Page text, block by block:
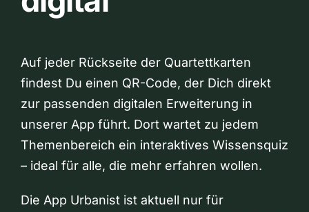
Auf jeder Rückseite der Quartettkarten
findest Du einen QR-Code, der Dich direkt
zur passenden digitalen Erweiterung in
unserer App führt. Dort wartet zu jedem
Themenbereich ein interaktives Wissensquiz
– ideal für alle, die mehr erfahren wollen.
Die App Urbanist ist aktuell nur für